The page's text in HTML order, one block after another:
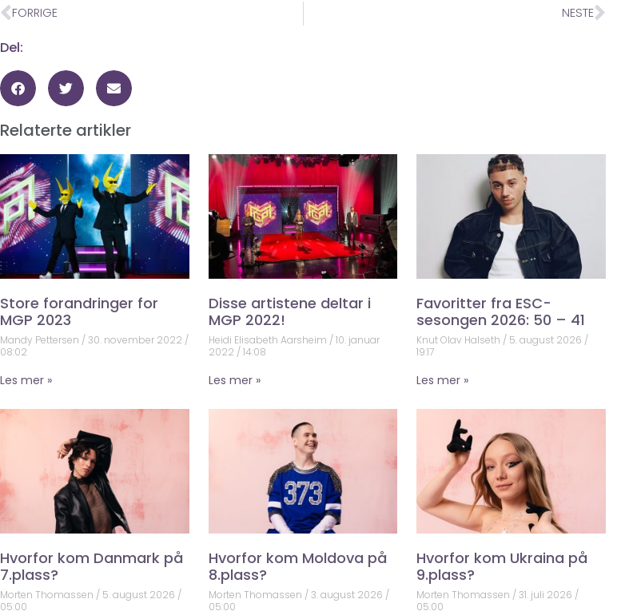
FORRIGE NESTE
Del:
Relaterte artikler
Store forandringer for
MGP 2023
Mandy Pettersen
30. november 2022
08:02
Les mer »
Disse artistene deltar i
MGP 2022!
Heidi Elisabeth Aarsheim 10. januar
2022 14:08
Les mer »
Favoritter fra ESC-
sesongen 2026: 50 – 41
Knut Olav Halseth
5. august 2026
19:17
Les mer »
Hvorfor kom Danmark på
7.plass?
Morten Thomassen
5. august 2026
05:00
Hvorfor kom Moldova på
8.plass?
Morten Thomassen 3. august 2026
05:00
Hvorfor kom Ukraina på
9.plass?
Morten Thomassen
31. juli 2026
05:00